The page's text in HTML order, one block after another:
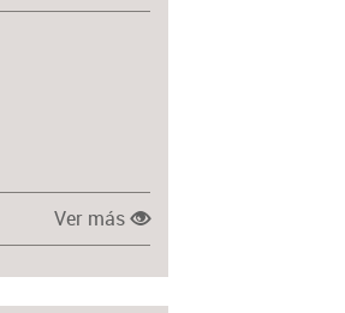
Ver más